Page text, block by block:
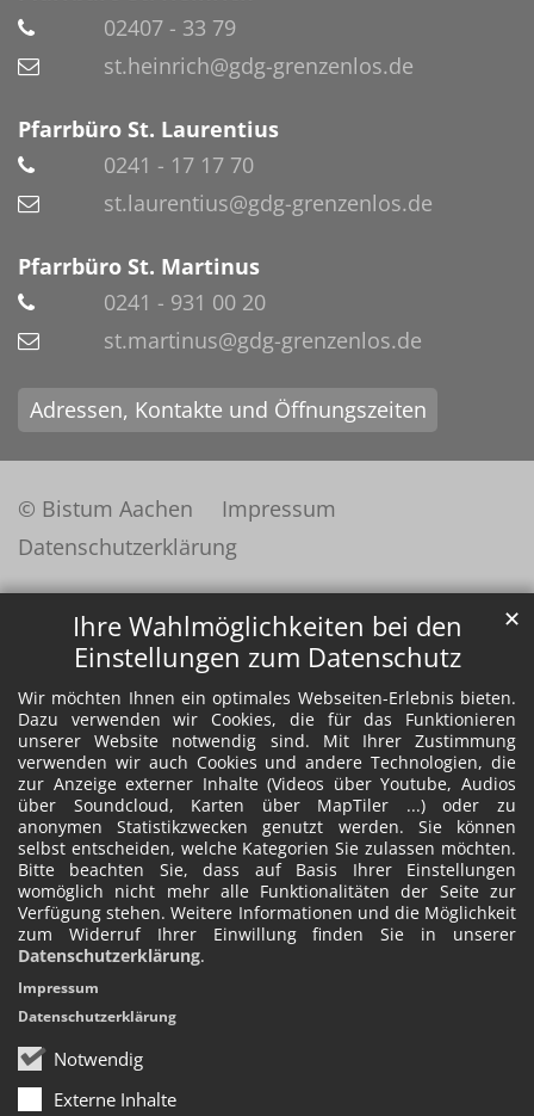
Ihre Wahlmöglichkeiten bei den
Einstellungen zum Datenschutz
Wir möchten Ihnen ein optimales Webseiten-Erlebnis bieten.
Dazu verwenden wir Cookies, die für das Funktionieren
unserer Website notwendig sind. Mit Ihrer Zustimmung
verwenden wir auch Cookies und andere Technologien, die
zur Anzeige externer Inhalte (Videos über Youtube, Audios
über Soundcloud, Karten über MapTiler ...) oder zu
anonymen Statistikzwecken genutzt werden. Sie können
selbst entscheiden, welche Kategorien Sie zulassen möchten.
Bitte beachten Sie, dass auf Basis Ihrer Einstellungen
womöglich nicht mehr alle Funktionalitäten der Seite zur
Verfügung stehen. Weitere Informationen und die Möglichkeit
zum Widerruf Ihrer Einwillung finden Sie in unserer
Datenschutzerklärung.
Notwendig
Externe Inhalte
✕
Impressum
Datenschutzerklärung
02407 - 33 79
st.heinrich@gdg-grenzenlos.de
Pfarrbüro St. Laurentius
0241 - 17 17 70
st.laurentius@gdg-grenzenlos.de
Pfarrbüro St. Martinus
0241 - 931 00 20
st.martinus@gdg-grenzenlos.de
Adressen, Kontakte und Öffnungszeiten
© Bistum Aachen
Impressum
Datenschutzerklärung